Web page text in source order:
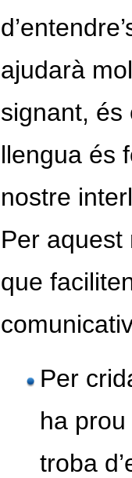
ajudarà
signant, és
llengua és
nostre
Per aquest
que
Per
ha
troba